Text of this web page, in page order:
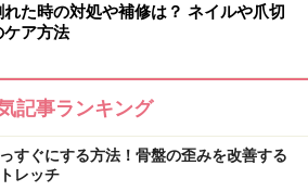
れた時の対処や補修は？ ネイルや爪切
ケア方法
記事ランキング
すぐにする方法！骨盤の歪みを改善する
レッチ